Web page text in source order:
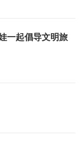
一起倡导文明旅